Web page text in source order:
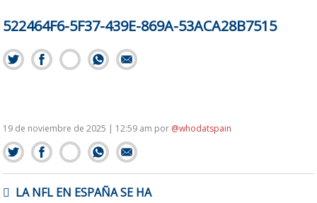
522464F6-5F37-439E-869A-53ACA28B7515
19 de noviembre de 2025 | 12:59 am por @whodatspain
DELA NFL EN ESPAÑA SE HA